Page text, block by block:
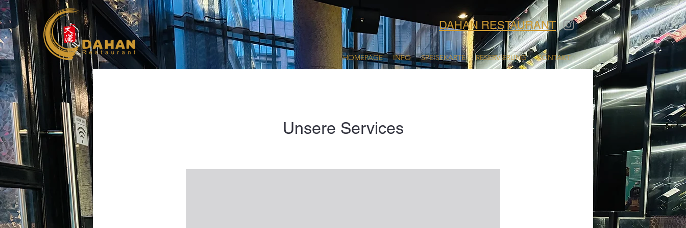
DAHAN RESTAURANT
HOMEPAGE INFO SPEISEKARTE RESERVIERUNG KONTAKT
Unsere Services